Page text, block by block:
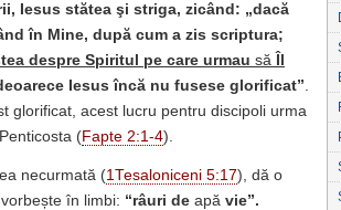
Iesus stătea şi striga, zicând: „dacă
în Mine, după cum a zis scriptura;
despre Spiritul pe care urmau să
Iesus încă nu fusese glorificat”.
glorificat, acest lucru pentru discipoli urma
(Fapte 2:1-4).
necurmată (1Tesaloniceni 5:17), dă o
în limbi: “râuri de apă vie”.